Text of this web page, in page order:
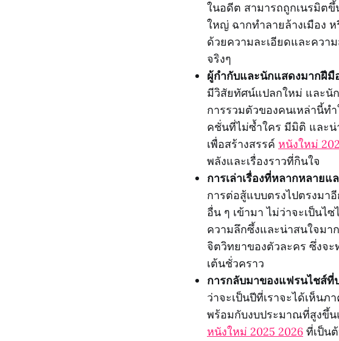
ในอดีต สามารถถูกเนรมิต
ใหญ่ ฉากทำลายล้างเมือง
ด้วยความละเอียดและควา
จริงๆ
ผู้กำกับและนักแสดงมากฝีมื
มีวิสัยทัศน์แปลกใหม่ และนั
การรวมตัวของคนเหล่านี้ท
คชั่นที่ไม่ซ้ำใคร มีมิติ และ
เพื่อสร้างสรรค์ หนังใหม่
พลังและเรื่องราวที่กินใจ
การเล่าเรื่องที่หลากหลาย
การต่อสู้แบบตรงไปตรงมา
อื่น ๆ เข้ามา ไม่ว่าจะเป็น
ความลึกซึ้งและน่าสนใจมา
จิตวิทยาของตัวละคร ซึ่งจ
เต้นชั่วคราว
การกลับมาของแฟรนไชส์ที่
ว่าจะเป็นปีที่เราจะได้เห็น
พร้อมกับงบประมาณที่สูงขึ้น
หนังใหม่ 2025 2026 ที่เป็น